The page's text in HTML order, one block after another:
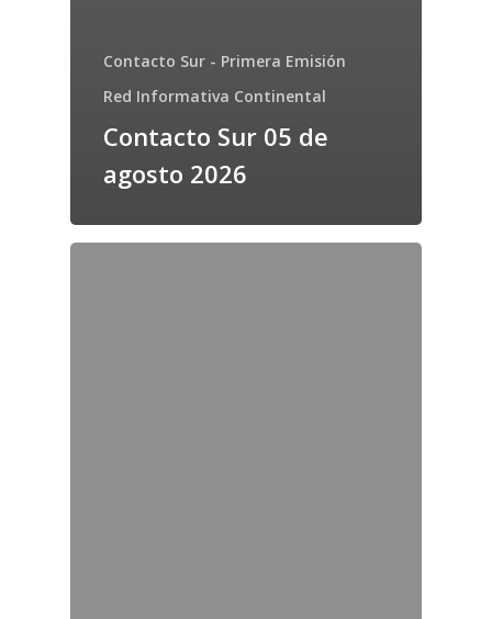
Contacto Sur - Primera Emisión
Red Informativa Continental
Contacto Sur 05 de
agosto 2026